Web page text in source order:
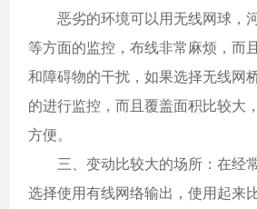
恶劣的环境可以用无线网球，
等方面的监控，布线非常麻烦，而
和障碍物的干扰，如果选择无线网
的进行监控，而且覆盖面积比较大
方便。
三、变动比较大的场所：在经
选择使用有线网络输出，使用起来